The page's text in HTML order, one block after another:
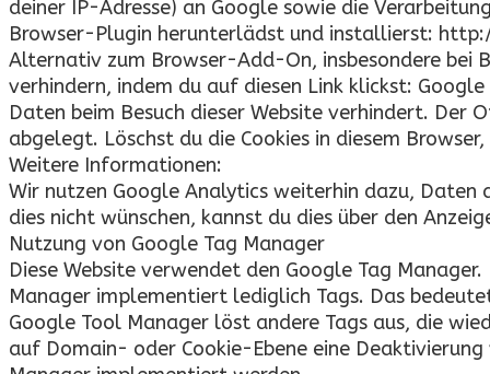
deiner IP-Adresse) an Google sowie die
Browser-Plugin herunterlädst und installierst:
Alternativ zum Browser-Add-On, insbesondere bei
verhindern, indem du auf diesen Link klickst:
Daten beim Besuch dieser Website verhindert. Der
abgelegt. Löschst du die Cookies in diesem
Weitere Informationen:
Wir nutzen Google Analytics weiterhin dazu,
dies nicht wünschen, kannst du dies über den
Nutzung von Google Tag Manager
Diese Website verwendet den Google Tag
Manager implementiert lediglich Tags. Das
Google Tool Manager löst andere Tags aus, die
auf Domain- oder Cookie-Ebene eine